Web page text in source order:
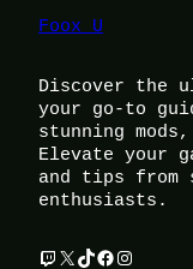
Foox U
Discover the
your go-to
stunning
Elevate your
and tips from
enthusiasts.
Twitch X TikTok Facebook Instagram